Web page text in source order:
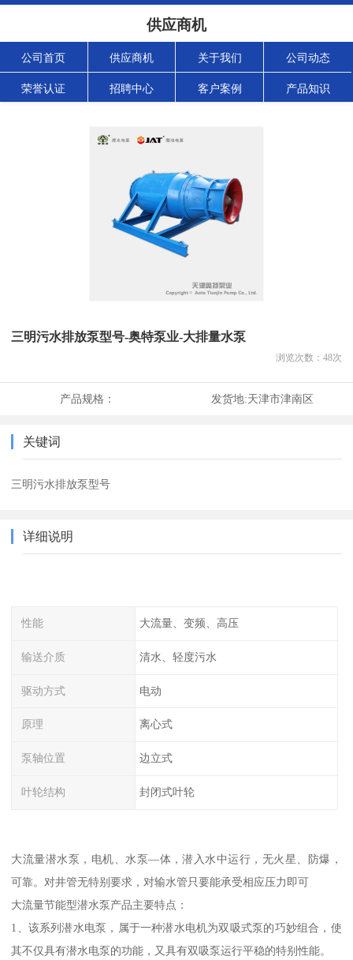
供应商机
公司首页 供应商机 关于我们 公司动态
荣誉认证 招聘中心 客户案例 产品知识
三明污水排放泵型号-奥特泵业-大排量水泵
浏览次数： 48次
产品规格： 发货地:天津市津南区
关键词
三明污水排放泵型号
详细说明
性能 大流量、变频、高压
输送介质 清水、轻度污水
驱动方式 电动
原理 离心式
泵轴位置 边立式
叶轮结构 封闭式叶轮
大流量潜水泵，电机、水泵—体，潜入水中运行，无火星、防爆，
可靠。对井管无特别要求，对输水管只要能承受相应压力即可
大流量节能型潜水泵产品主要特点：
1、该系列潜水电泵，属于一种潜水电机为双吸式泵的巧妙组合，使
其不仅具有潜水电泵的功能，又具有双吸泵运行平稳的特别性能。